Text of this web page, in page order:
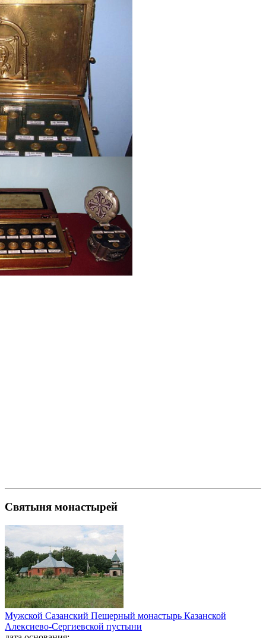
Галерея
Святыня монастырей
Мужской Сазанский Пещерный монастырь Казанской
Алексиево-Сергиевской пустыни